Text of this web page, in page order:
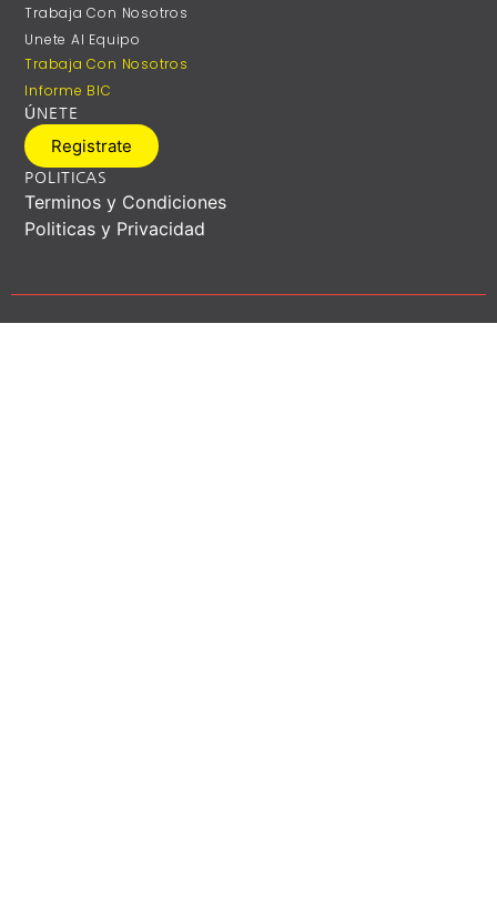
Trabaja Con Nosotros
Unete Al Equipo
Trabaja Con Nosotros
Informe BIC
ÚNETE
Registrate
POLITICAS
Terminos y Condiciones
Politicas y Privacidad